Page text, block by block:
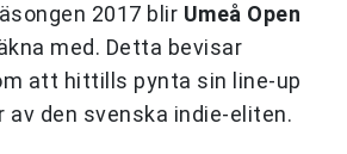
2017 blir Umeå Open
med. Detta bevisar
att hittills pynta sin line-up
av den svenska indie-eliten.